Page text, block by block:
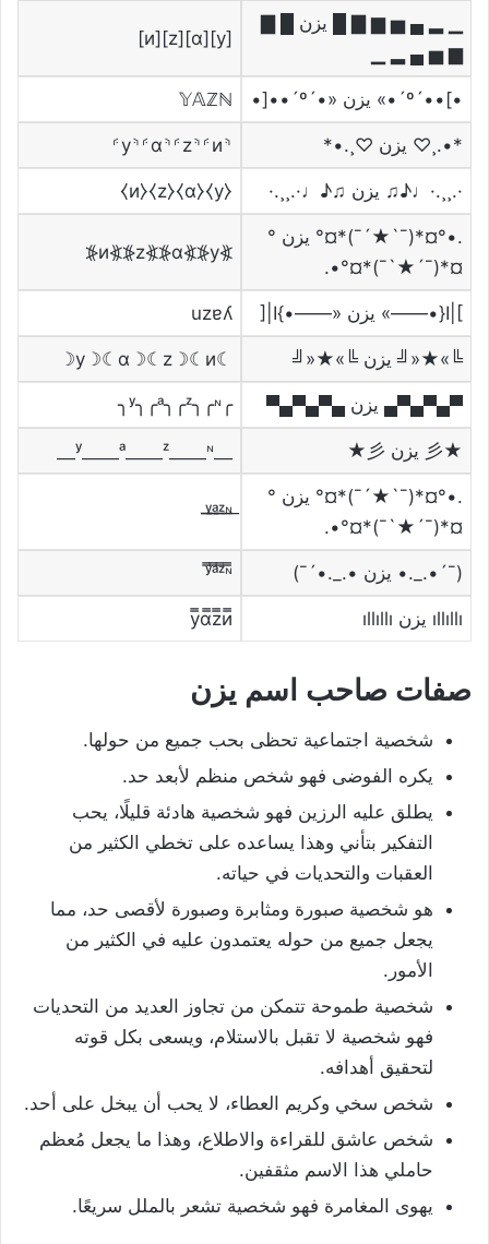
▁ ▂ ▄ ▅ ▆ ▇ █ يزن █ ▇
▆ ▅ ▄ ▂ ▁
[y][α][z][и]
•]••´º´•» يزن «•´º´••[• 𝕐𝔸ℤℕ
*•.¸♡ يزن ♡¸.•* ⸄y⸅⸄α⸅⸄z⸅⸄и⸅
·.¸¸.·♩♪♫ يزن ♫♪♩·.¸¸.· ⧼y⧽⧼α⧽⧼z⧽⧼и⧽
.•°¤*(¯`★´¯)*¤° يزن °
¤*(¯´★`¯)*¤°•.
⦕y⦖⦕α⦖⦕z⦖⦕и⦖
]|I{•——» يزن «——•}I|[ uzɐʎ
╚»★«╝ يزن ╚»★«╝ ☾y☽☾α☽☾z☽☾и☽
▀▄▀▄▀▄ يزن ▄▀▄▀▄▀ ╭ʸ╮╭ᵃ╮╭ᶻ╮╭ᶰ╮
★彡 يزن 彡★
.•°¤*(¯`★´¯)*¤° يزن °
¤*(¯´★`¯)*¤°•.
̶ʸ̶̶ᵃ̶̶ᶻ̶̶ᶰ̶
(¯´•._.• يزن •._.•´¯)
ıllıllı يزن ıllıllı
صفات صاحب اسم يزن
شخصية اجتماعية تحظى بحب جميع من حولها.
يكره الفوضى فهو شخص منظم لأبعد حد.
يطلق عليه الرزين فهو شخصية هادئة قليلًا، يحب
التفكير بتأني وهذا يساعده على تخطي الكثير من
العقبات والتحديات في حياته.
هو شخصية صبورة ومثابرة وصبورة لأقصى حد، مما
يجعل جميع من حوله يعتمدون عليه في الكثير من
الأمور.
شخصية طموحة تتمكن من تجاوز العديد من التحديات
فهو شخصية لا تقبل بالاستلام، ويسعى بكل قوته
لتحقيق أهدافه.
شخص سخي وكريم العطاء، لا يحب أن يبخل على أحد.
شخص عاشق للقراءة والاطلاع، وهذا ما يجعل مُعظم
حاملي هذا الاسم مثقفين.
يهوى المغامرة فهو شخصية تشعر بالملل سريعًا.